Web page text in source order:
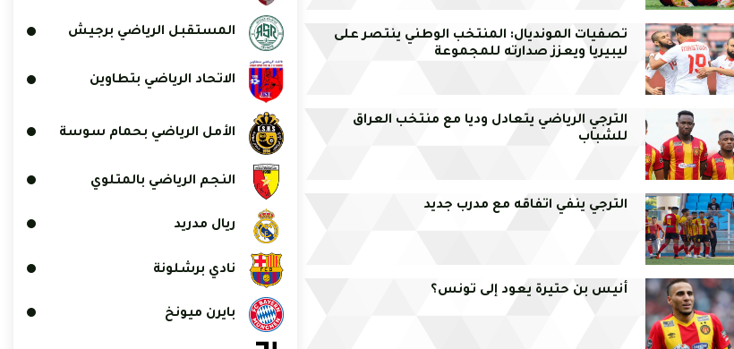
تصفيات المونديال: المنتخب الوطني ينتصر على
ليبيريا ويعزز صدارته للمجموعة
الترجي الرياضي يتعادل وديا مع منتخب العراق
للشباب
الترجي ينفي اتفاقه مع مدرب جديد
أنيس بن حتيرة يعود إلى تونس؟
المستقبل الرياضي برجيش
الاتحاد الرياضي بتطاوين
الأمل الرياضي بحمام سوسة
النجم الرياضي بالمتلوي
ريال مدريد
نادي برشلونة
بايرن ميونخ